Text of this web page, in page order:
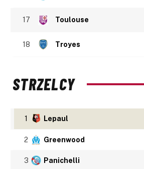
17 Toulouse
18 Troyes
STRZELCY
1 Lepaul
2 Greenwood
3 Panichelli